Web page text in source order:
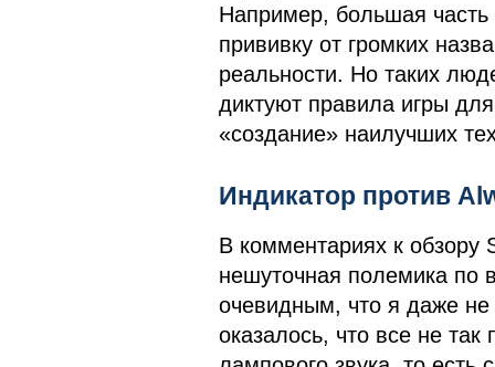
Например, большая часть
прививку от громких
реальности. Но таких
диктуют правила игры
«создание» наилучших
Индикатор против
В комментариях к обзору
нешуточная полемика по
очевидным, что я даже
оказалось, что все не так